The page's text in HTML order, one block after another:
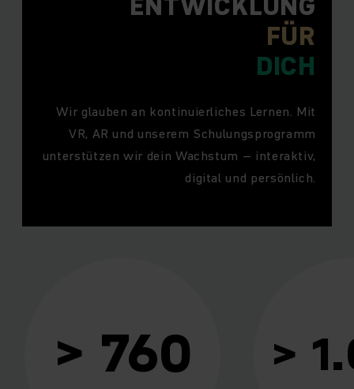
FÜR
DICH
Wir glauben an kontinuierliches Lernen. Mit
VR, AR und unserem Schulungsprogramm
unterstützen wir dein Wachstum – interaktiv,
digital und persönlich.
> 1.000